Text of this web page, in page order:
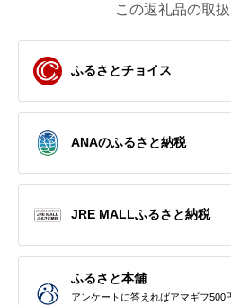
この返礼品の取
ふるさとチョイス
ANAのふるさと納税
JRE MALLふるさと納税
ふるさと本舗
アンケートに答えればアマギフ500